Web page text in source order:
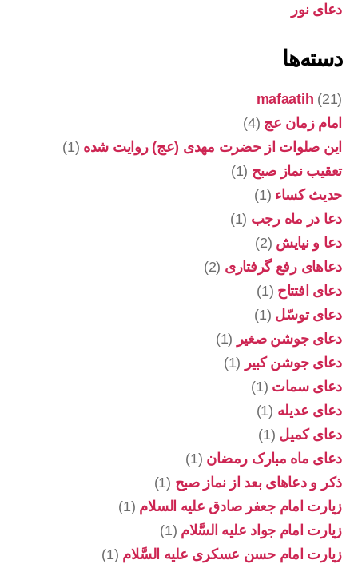
دعای نور
دسته‌ها
mafaatih (21)
امام زمان عج (4)
این صلوات از حضرت مهدی (عج) روایت شده (1)
تعقیب نماز صبح (1)
حدیث کساء (1)
دعا در ماه رجب (1)
دعا و نیایش (2)
دعاهای رفع گرفتاری (2)
دعای افتتاح (1)
دعای توسّل (1)
دعای جوشن صغیر (1)
دعای جوشن کبیر (1)
دعای سمات (1)
دعای عدیله (1)
دعای کمیل (1)
دعای ماه مبارک رمضان (1)
ذکر و دعاهای بعد از نماز صبح (1)
زیارت امام جعفر صادق علیه السلام (1)
زیارت امام جواد علیه السَّلام (1)
زیارت امام حسن عسکری علیه السَّلام (1)